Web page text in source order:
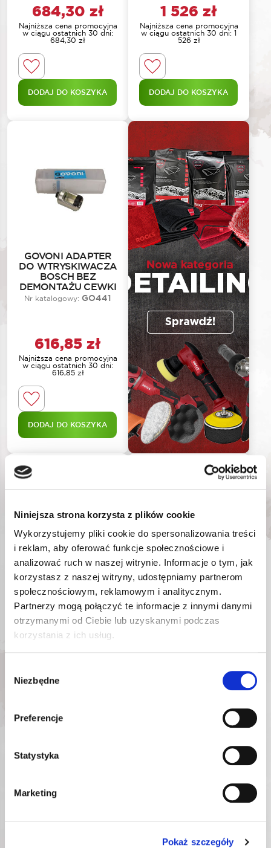
Niniejsza strona korzysta z plików cookie
Wykorzystujemy pliki cookie do spersonalizowania treści
i reklam, aby oferować funkcje społecznościowe i
analizować ruch w naszej witrynie. Informacje o tym, jak
korzystasz z naszej witryny, udostępniamy partnerom
społecznościowym, reklamowym i analitycznym.
Partnerzy mogą połączyć te informacje z innymi danymi
otrzymanymi od Ciebie lub uzyskanymi podczas
korzystania z ich usług.
zgody
Niezbędne
Preferencje
Statystyka
Marketing
Pokaż szczegóły
684,30 zł
Najniższa cena promocyjna
w ciągu ostatnich 30 dni:
684,30 zł
DODAJ DO KOSZYKA
1 526 zł
Najniższa cena promocyjna
w ciągu ostatnich 30 dni: 1
526 zł
DODAJ DO KOSZYKA
GOVONI ADAPTER
DO WTRYSKIWACZA
BOSCH BEZ
DEMONTAŻU CEWKI
Nr katalogowy: GO441
616,85 zł
Najniższa cena promocyjna
w ciągu ostatnich 30 dni:
616,85 zł
DODAJ DO KOSZYKA
GOVONI POMPA
HYDRAULICZNA 700
BAR
Nr katalogowy:GO1030
3 874,50zł
DODAJ DO KOSZYKA
GOVONI ZESTAW
ADAPTERÓW DO MŁOTA
BEZWŁADNOŚCIOWEGO
Nr katalogowy: GO521
DODAJ DO KOSZYKA